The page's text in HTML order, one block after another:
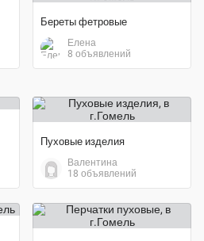
Береты фетровые
Елена
8 объявлений
Пуховые изделия
Валентина
18 объявлений